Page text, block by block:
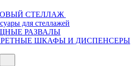
СТЕЛЛАЖ
для стеллажей
РАЗВАЛЫ
ШКАФЫ И ДИСПЕНСЕРЫ